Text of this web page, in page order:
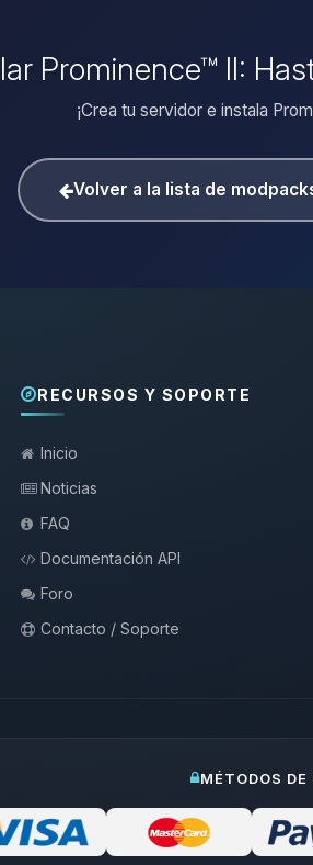
Prominence™ II:
¡Crea tu servidor e instala
Volver a la lista de
RECURSOS Y SOPORTE
Inicio
Noticias
FAQ
Documentación API
Foro
Contacto / Soporte
MÉTODOS DE